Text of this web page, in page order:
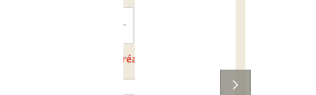
En cours de réapprovisionnement